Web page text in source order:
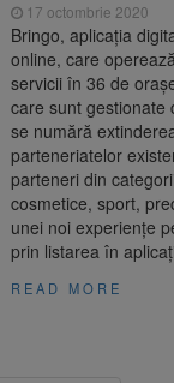
17 octombrie 2020
Bringo, aplicaţia
online, care
servicii în 36 de
care sunt gestionate
se numără
parteneriatelor
parteneri din
cosmetice, sport,
unei noi experienţe
prin listarea în
READ MORE